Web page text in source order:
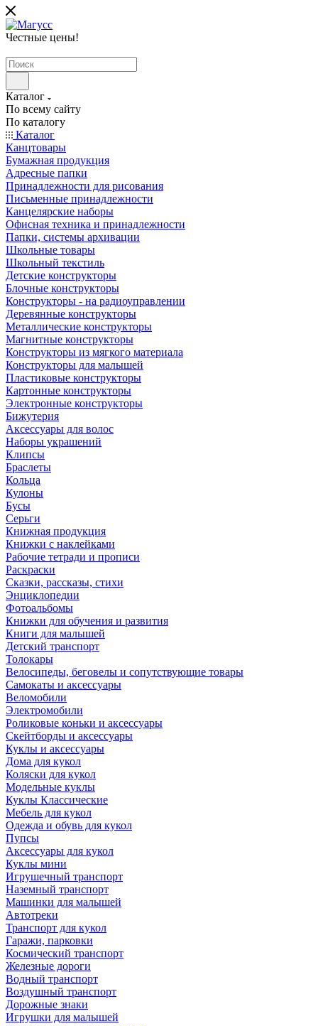
Честные цены!
Каталог
По всему сайту
По каталогу
Каталог
Канцтовары
Бумажная продукция
Адресные папки
Принадлежности для рисования
Письменные принадлежности
Канцелярские наборы
Офисная техника и принадлежности
Папки, системы архивации
Школьные товары
Школьный текстиль
Детские конструкторы
Блочные конструкторы
Конструкторы - на радиоуправлении
Деревянные конструкторы
Металлические конструкторы
Магнитные конструкторы
Конструкторы из мягкого материала
Конструкторы для малышей
Пластиковые конструкторы
Картонные конструкторы
Электронные конструкторы
Бижутерия
Аксессуары для волос
Наборы украшений
Клипсы
Браслеты
Кольца
Кулоны
Бусы
Серьги
Книжная продукция
Книжки с наклейками
Рабочие тетради и прописи
Раскраски
Сказки, рассказы, стихи
Энциклопедии
Фотоальбомы
Книжки для обучения и развития
Книги для малышей
Детский транспорт
Толокары
Велосипеды, беговелы и сопутствующие товары
Самокаты и аксессуары
Веломобили
Электромобили
Роликовые коньки и аксессуары
Скейтборды и аксессуары
Куклы и аксессуары
Дома для кукол
Коляски для кукол
Модельные куклы
Куклы Классические
Мебель для кукол
Одежда и обувь для кукол
Пупсы
Аксессуары для кукол
Куклы мини
Игрушечный транспорт
Наземный транспорт
Машинки для малышей
Автотреки
Транспорт для кукол
Гаражи, парковки
Космический транспорт
Железные дороги
Водный транспорт
Воздушный транспорт
Дорожные знаки
Игрушки для малышей